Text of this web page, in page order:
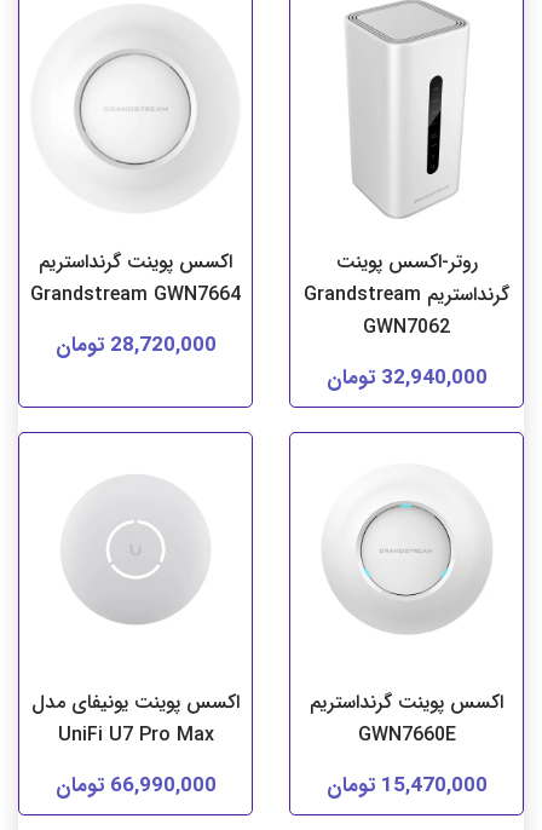
روتر-اکسس پوینت
گرنداستریم Grandstream
GWN7062
32,940,000 تومان
اکسس پوینت گرنداستریم
Grandstream GWN7664
28,720,000 تومان
اکسس پوینت گرنداستریم
GWN7660E
15,470,000 تومان
اکسس پوینت یونیفای مدل
UniFi U7 Pro Max
66,990,000 تومان